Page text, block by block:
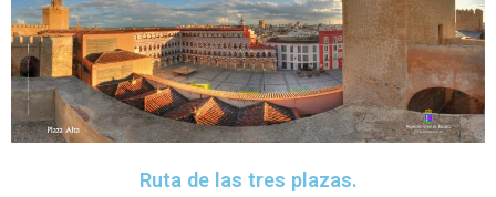
Ruta de las tres plazas.